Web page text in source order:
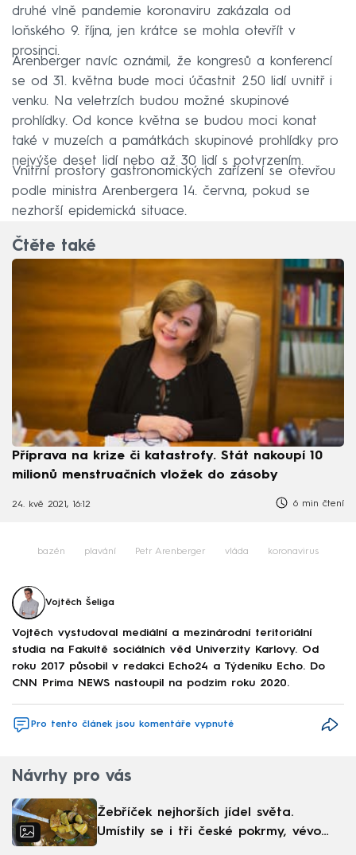
druhé vlně pandemie koronaviru zakázala od
loňského 9. října, jen krátce se mohla otevřít v
prosinci.
Arenberger navíc oznámil, že kongresů a konferencí
se od 31. května bude moci účastnit 250 lidí uvnitř i
venku. Na veletrzích budou možné skupinové
prohlídky. Od konce května se budou moci konat
také v muzeích a památkách skupinové prohlídky pro
nejvýše deset lidí nebo až 30 lidí s potvrzením.
Vnitřní prostory gastronomických zařízení se otevřou
podle ministra Arenbergera 14. června, pokud se
nezhorší epidemická situace.
Čtěte také
Příprava na krize či katastrofy. Stát nakoupí 10
milionů menstruačních vložek do zásoby
24. kvě 2021, 16:12 6 min čtení
bazén plavání Petr Arenberger vláda koronavirus
Vojtěch Šeliga
Vojtěch vystudoval mediální a mezinárodní teritoriální
studia na Fakultě sociálních věd Univerzity Karlovy. Od
roku 2017 působil v redakci Echo24 a Týdeníku Echo. Do
CNN Prima NEWS nastoupil na podzim roku 2020.
Pro tento článek jsou komentáře vypnuté
Návrhy pro vás
Žebříček nejhorších jídel světa.
Umístily se i tři české pokrmy, vévodí